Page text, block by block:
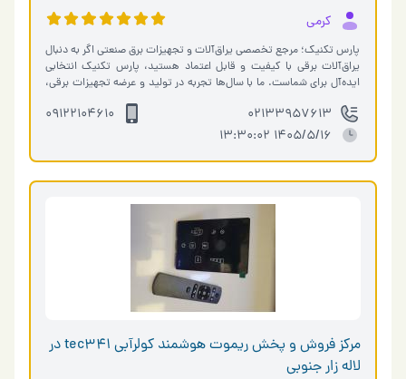
کرمی
پارس تکنیک؛ مرجع تخصصی یراق‌آلات و تجهیزات برق صنعتی اگر به دنبال
یراق‌آلات برقی با کیفیت و قابل اعتماد هستید، پارس تکنیک انتخابی
ایده‌آل برای شماست. ما با سال‌ها تجربه در تولید و عرضه تجهیزات برقی،
02133957613
09122104610
1405/5/16 13:30:02
مرکز فروش و پخش ریموت هوشمند کولرآبی tec341 در
لاله زار جنوبی